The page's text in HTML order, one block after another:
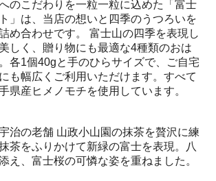
のこだわりを一粒一粒に込めた「富士
」は、当店の想いと四季のうつろいを
め合わせです。 富士山の四季を表現し
しく、贈り物にも最適な4種類のおは
各1個40gと手のひらサイズで、ご自宅
も幅広くご利用いただけます。すべて
県産ヒメノモチを使用しています。
治の老舗 山政小山園の抹茶を贅沢に練
茶をふりかけて新緑の富士を表現。八
え、富士桜の可憐な姿を重ねました。